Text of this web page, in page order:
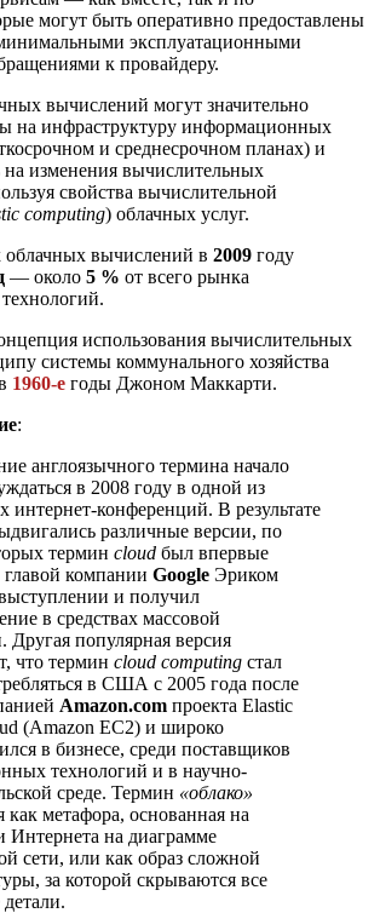
могут быть оперативно предоставлены
эксплуатационными
к провайдеру.
вычислений могут значительно
на инфраструктуру информационных
и среднесрочном планах) и
на изменения вычислительных
свойства вычислительной
computing) облачных услуг.
вычислений в 2009 году
— около 5 % от всего рынка
использования вычислительных
системы коммунального хозяйства
1960-е годы Джоном Маккарти.
:
англоязычного термина начало
в 2008 году в одной из
интернет-конференций. В результате
различные версии, по
термин сloud был впервые
главой компании Google Эриком
и получил
в средствах массовой
популярная версия
что термин cloud computing стал
в США с 2005 года после
Amazon.com проекта Elastic
(Amazon EC2) и широко
в бизнесе, среди поставщиков
технологий и в научно-
среде. Термин «облако»
как метафора, основанная на
Интернета на диаграмме
сети, или как образ сложной
за которой скрываются все